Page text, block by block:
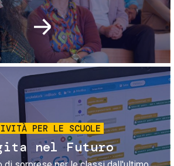
Immagine
PER LE SCUOLE
nel Futuro